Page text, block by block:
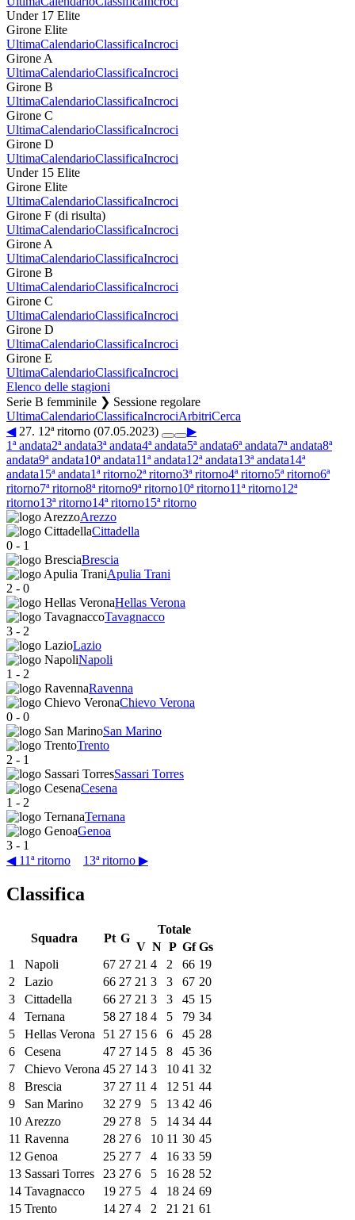
Under 17 Elite
Girone Elite
UltimaCalendarioClassificaIncroci
Girone A
UltimaCalendarioClassificaIncroci
Girone B
UltimaCalendarioClassificaIncroci
Girone C
UltimaCalendarioClassificaIncroci
Girone D
UltimaCalendarioClassificaIncroci
Under 15 Elite
Girone Elite
UltimaCalendarioClassificaIncroci
Girone F (di risulta)
UltimaCalendarioClassificaIncroci
Girone A
UltimaCalendarioClassificaIncroci
Girone B
UltimaCalendarioClassificaIncroci
Girone C
UltimaCalendarioClassificaIncroci
Girone D
UltimaCalendarioClassificaIncroci
Girone E
UltimaCalendarioClassificaIncroci
Elenco delle stagioni
Serie B femminile ❯ Sessione regolare
UltimaCalendarioClassificaIncrociArbitriCerca
◀27. 12ª ritorno (07.05.2023)
▶
1ª andata2ª andata3ª andata4ª andata5ª andata6ª andata7ª andata8ª
andata9ª andata10ª andata11ª andata12ª andata13ª andata14ª
andata15ª andata1ª ritorno2ª ritorno3ª ritorno4ª ritorno5ª ritorno6ª
ritorno7ª ritorno8ª ritorno9ª ritorno10ª ritorno11ª ritorno12ª
ritorno13ª ritorno14ª ritorno15ª ritorno
Arezzo
Cittadella
0 - 1
Brescia
Apulia Trani
2 - 0
Hellas Verona
Tavagnacco
3 - 2
Lazio
Napoli
1 - 2
Ravenna
Chievo Verona
0 - 0
San Marino
Trento
2 - 1
Sassari Torres
Cesena
1 - 2
Ternana
Genoa
3 - 1
◀ 11ª ritorno
13ª ritorno ▶
Classifica
Squadra Pt G
Totale
V N P Gf Gs
1
Napoli 67 27 21 4 2 66 19
2
Lazio 66 27 21 3 3 67 20
3
Cittadella 66 27 21 3 3 45 15
4
Ternana 58 27 18 4 5 79 34
5
Hellas Verona 51 27 15 6 6 45 28
6
Cesena 47 27 14 5 8 45 36
7
Chievo Verona 45 27 14 3 10 41 32
8
Brescia 37 27 11 4 12 51 44
9
San Marino 32 27 9 5 13 42 46
10 Arezzo 29 27 8 5 14 34 44
11 Ravenna 28 27 6 10 11 30 45
12 Genoa 25 27 7 4 16 33 59
13 Sassari Torres 23 27 6 5 16 28 52
14 Tavagnacco 19 27 5 4 18 24 69
15 Trento 14 27 4 2 21 21 61